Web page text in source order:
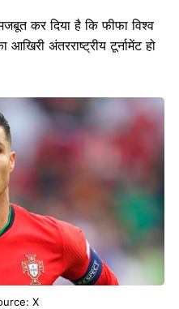
कर दिया है कि फीफा विश्व
अंतरराष्ट्रीय टूर्नामेंट हो
X